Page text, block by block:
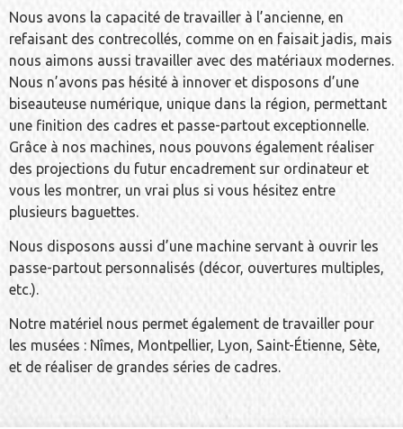
Nous avons la capacité de travailler à l’ancienne, en
refaisant des contrecollés, comme on en faisait jadis, mais
nous aimons aussi travailler avec des matériaux modernes.
Nous n’avons pas hésité à innover et disposons d’une
biseauteuse numérique, unique dans la région, permettant
une finition des cadres et passe-partout exceptionnelle.
Grâce à nos machines, nous pouvons également réaliser
des projections du futur encadrement sur ordinateur et
vous les montrer, un vrai plus si vous hésitez entre
plusieurs baguettes.
Nous disposons aussi d’une machine servant à ouvrir les
passe-partout personnalisés (décor, ouvertures multiples,
etc.).
Notre matériel nous permet également de travailler pour
les musées : Nîmes, Montpellier, Lyon, Saint-Étienne, Sète,
et de réaliser de grandes séries de cadres.